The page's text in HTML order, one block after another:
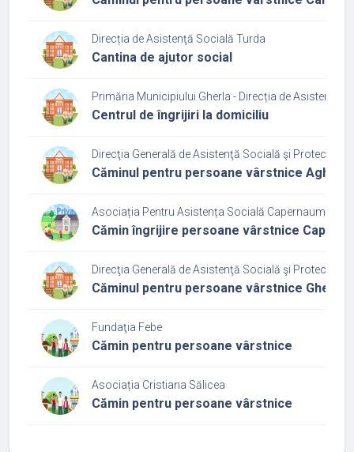
Direcția de Asistenţă Socială Turda
Cantina de ajutor social
Primăria Municipiului Gherla - Direcția de Asistenţă
Centrul de îngrijiri la domiciliu
Direcţia Generală de Asistenţă Socială şi Protecţia
Căminul pentru persoane vârstnice
Asociația Pentru Asistența Socială Capernaum
Cămin îngrijire persoane vârstnice
Direcţia Generală de Asistenţă Socială şi Protecţia
Căminul pentru persoane vârstnice Gherla
Fundaţia Febe
Cămin pentru persoane vârstnice
Asociația Cristiana Sălicea
Cămin pentru persoane vârstnice